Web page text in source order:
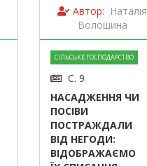
Автор: Наталія
Волошина
СІЛЬСЬКЕ ГОСПОДАРСТВО
С. 9
НАСАДЖЕННЯ ЧИ
ПОСІВИ
ПОСТРАЖДАЛИ
ВІД НЕГОДИ:
ВІДОБРАЖАЄМО